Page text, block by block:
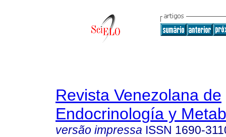
Revista Venezolana de
Endocrinología y
versão impressa ISSN 1690-